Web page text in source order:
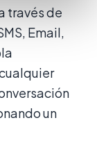
través de
Email,
un